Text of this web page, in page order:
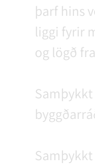
þarf hins
liggi fyrir
og lögð